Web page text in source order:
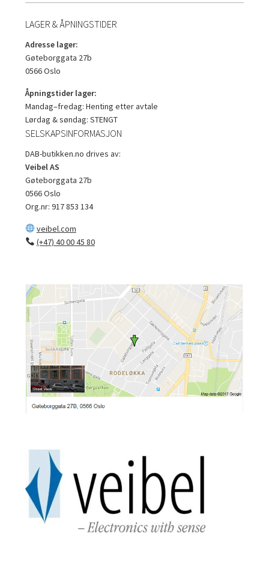
LAGER & ÅPNINGSTIDER
Adresse lager:
Gøteborggata 27b
0566 Oslo
Åpningstider lager:
Mandag–fredag: Henting etter avtale
Lørdag & søndag: STENGT
SELSKAPSINFORMASJON
DAB-butikken.no drives av:
Veibel AS
Gøteborggata 27b
0566 Oslo
Org.nr: 917 853 134
veibel.com
(+47) 40 00 45 80